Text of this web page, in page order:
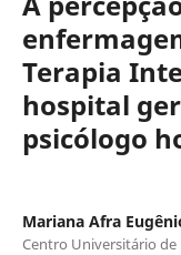
Terapia
hospital
psicólogo
Mariana Afra
Centro Universitário de